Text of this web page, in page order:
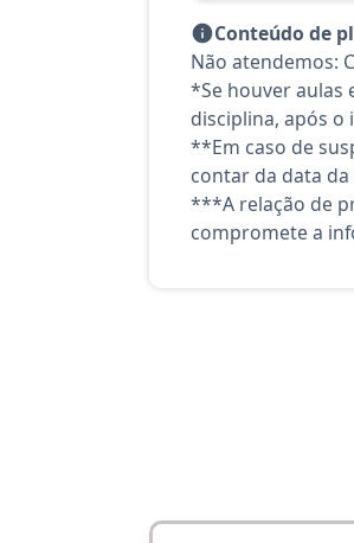
Conteúdo de
Não atendemos:
*Se houver aulas
disciplina, após o
**Em caso de
contar da data
***A relação de
compromete a